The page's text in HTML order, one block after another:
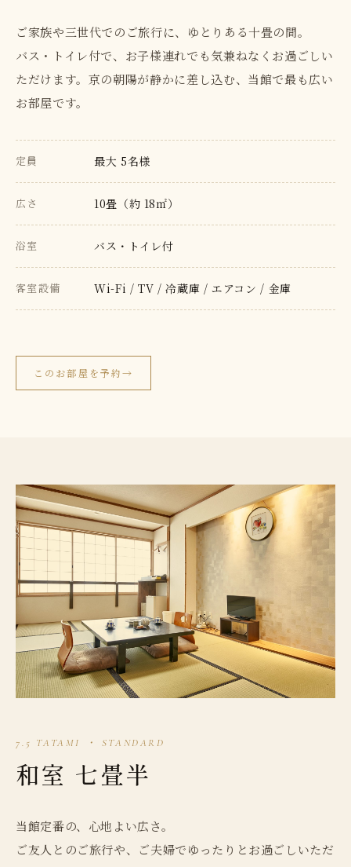
ご家族や三世代でのご旅行に、ゆとりある十畳の間。
バス・トイレ付で、お子様連れでも気兼ねなくお過ごしい
ただけます。京の朝陽が静かに差し込む、当館で最も広い
お部屋です。
定員 最大 5名様
広さ 10畳（約 18㎡）
浴室 バス・トイレ付
客室設備 Wi-Fi / TV / 冷蔵庫 / エアコン / 金庫
このお部屋を予約→
7.5 TATAMI ・ STANDARD
和室 七畳半
当館定番の、心地よい広さ。
ご友人とのご旅行や、ご夫婦でゆったりとお過ごしいただ